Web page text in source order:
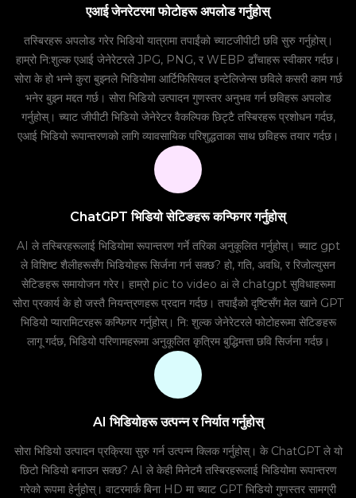
एआई जेनरेटरमा फोटोहरू अपलोड गर्नुहोस्
तस्बिरहरू अपलोड गरेर भिडियो यात्रामा तपाईंको च्याटजीपीटी छवि सुरु गर्नुहोस्।
हाम्रो नि:शुल्क एआई जेनेरेटरले JPG, PNG, र WEBP ढाँचाहरू स्वीकार गर्दछ।
सोरा के हो भन्ने कुरा बुझ्नले भिडियोमा आर्टिफिसियल इन्टेलिजेन्स छविले कसरी काम गर्छ
भनेर बुझ्न मद्दत गर्छ। सोरा भिडियो उत्पादन गुणस्तर अनुभव गर्न छविहरू अपलोड
गर्नुहोस्। च्याट जीपीटी भिडियो जेनेरेटर वैकल्पिक छिट्टै तस्बिरहरू प्रशोधन गर्दछ,
एआई भिडियो रूपान्तरणको लागि व्यावसायिक परिशुद्धताका साथ छविहरू तयार गर्दछ।
ChatGPT भिडियो सेटिङहरू कन्फिगर गर्नुहोस्
AI ले तस्बिरहरूलाई भिडियोमा रूपान्तरण गर्ने तरिका अनुकूलित गर्नुहोस्। च्याट gpt
ले विशिष्ट शैलीहरूसँग भिडियोहरू सिर्जना गर्न सक्छ? हो, गति, अवधि, र रिजोल्युसन
सेटिङहरू समायोजन गरेर। हाम्रो pic to video ai ले chatgpt सुविधाहरूमा
सोरा प्रकार्य के हो जस्तै नियन्त्रणहरू प्रदान गर्दछ। तपाईंको दृष्टिसँग मेल खाने GPT
भिडियो प्यारामिटरहरू कन्फिगर गर्नुहोस्। नि: शुल्क जेनेरेटरले फोटोहरूमा सेटिङहरू
लागू गर्दछ, भिडियो परिणामहरूमा अनुकूलित कृत्रिम बुद्धिमत्ता छवि सिर्जना गर्दछ।
AI भिडियोहरू उत्पन्न र निर्यात गर्नुहोस्
सोरा भिडियो उत्पादन प्रक्रिया सुरु गर्न उत्पन्न क्लिक गर्नुहोस्। के ChatGPT ले यो
छिटो भिडियो बनाउन सक्छ? AI ले केही मिनेटमै तस्बिरहरूलाई भिडियोमा रूपान्तरण
गरेको रूपमा हेर्नुहोस्। वाटरमार्क बिना HD मा च्याट GPT भिडियो गुणस्तर सामग्री